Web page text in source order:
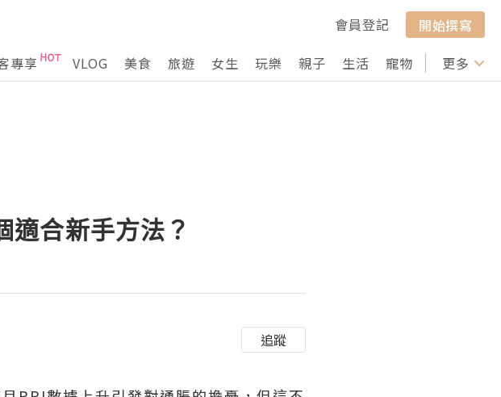
會員登記
開始撰寫
專享 VLOG 美食 旅遊 女生 玩樂 親子 生活 寵物 行山 打卡
更多
適合新手方法？
追蹤